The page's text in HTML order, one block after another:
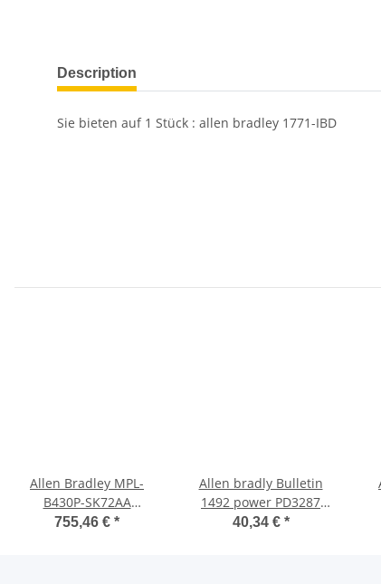
Description
Sie bieten auf 1 Stück : allen bradley 1771-IBD
Allen Bradley MPL-
B430P-SK72AA
SERVOMOTOR servo
755,46 € *
Allen bradly Bulletin
1492 power PD3287
PD3C2127
40,34 € *